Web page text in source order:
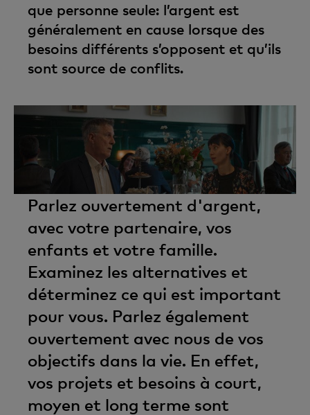
que personne seule: l’argent est
généralement en cause lorsque des
besoins différents s’opposent et qu’ils
sont source de conflits.
Parlez ouvertement d'argent,
avec votre partenaire, vos
enfants et votre famille.
Examinez les alternatives et
déterminez ce qui est important
pour vous. Parlez également
ouvertement avec nous de vos
objectifs dans la vie. En effet,
vos projets et besoins à court,
moyen et long terme sont